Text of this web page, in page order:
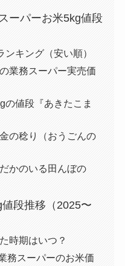
ーパーお米5kg値段
キング（安い順）
業務スーパー実売価
の値段『あきたこま
の稔り（おうごんの
かのいる田んぼの
段推移（2025〜
時期はいつ？
務スーパーのお米価